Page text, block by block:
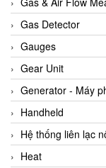
ARCA Regler
Arcos Hydraulik
Ardetem-Sfere-
Argal
AS ENERGI
ASCO CO2
Asker
Gas Detector
Gauges
Gear Unit
Generator - Máy
Handheld
Hệ thống liên lạc
Heat